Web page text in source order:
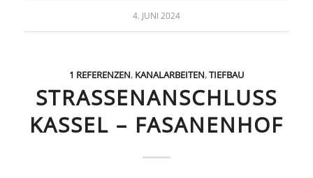
4. JUNI 2024
1 REFERENZEN, KANALARBEITEN,TIEFBAU
STRASSENANSCHLUSS K
ASSEL – FASANENHOF